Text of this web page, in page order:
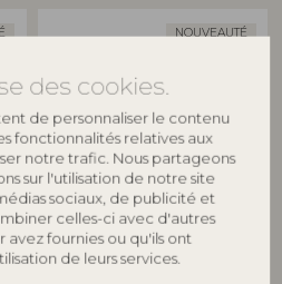
des cookies.
de personnaliser le contenu
fonctionnalités relatives aux
notre trafic. Nous partageons
sur l'utilisation de notre site
sociaux, de publicité et
celles-ci avec d'autres
avez fournies ou qu'ils ont
de leurs services.
NOUVEAUTÉ
CREATIVE COLLECTION
Aubrin Assiette, Nature, Grès